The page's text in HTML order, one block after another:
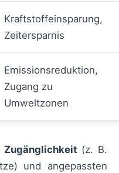
Kraftstoffeinsparung,
Zeitersparnis
Emissionsreduktion,
Zugang zu
Umweltzonen
Zugänglichkeit (z. B.
und angepassten